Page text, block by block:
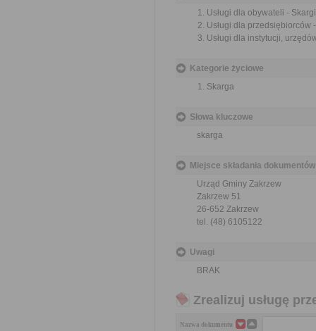
Usługi dla obywateli -
Usługi dla przedsiębiorców
Usługi dla instytucji,
Kategorie życiowe
Skarga
Słowa kluczowe
skarga
Miejsce składania dokumentów
Urząd Gminy Zakrzew
Zakrzew 51
26-652 Zakrzew
tel. (48) 6105122
Uwagi
BRAK
Zrealizuj usługę
Nazwa dokumentu